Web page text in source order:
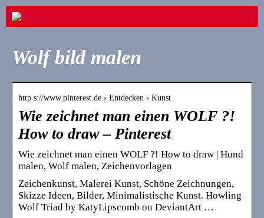
Wolf bild malen
http s://www.pinterest.de › Entdecken › Kunst
Wie zeichnet man einen WOLF ?!
How to draw – Pinterest
Wie zeichnet man einen WOLF ?! How to draw | Hund
malen, Wolf malen, Zeichenvorlagen
Zeichenkunst, Malerei Kunst, Schöne Zeichnungen,
Skizze Ideen, Bilder, Minimalistische Kunst. Howling
Wolf Triad by KatyLipscomb on DeviantArt …